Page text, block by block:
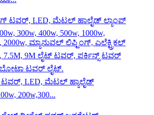
ಟವರ್, LED, ಮೆಟಲ್ ಹ್ಯಾಲೈಡ್
200w,300...